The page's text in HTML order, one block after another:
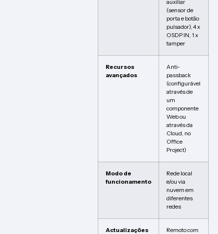
auxiliar
(sensor de
porta e botão
pulsador), 4 x
OSDP IN, 1 x
tamper
Recursos
avançados
Anti-
passback
(configurável
através de
um
componente
Web ou
através da
Cloud, no
Office
Project)
Modo de
funcionamento
Rede local
e/ou via
nuvem em
diferentes
redes
Actualizações
Remoto com